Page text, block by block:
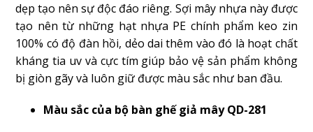
dẹp tạo nên sự độc đáo riêng. Sợi mây nhựa này được
tạo nên từ những hạt nhựa PE chính phẩm keo zin
100% có độ đàn hồi, dẻo dai thêm vào đó là hoạt chất
kháng tia uv và cực tím giúp bảo vệ sản phẩm không
bị giòn gãy và luôn giữ được màu sắc như ban đầu.
Màu sắc của bộ bàn ghế giả mây QD-281